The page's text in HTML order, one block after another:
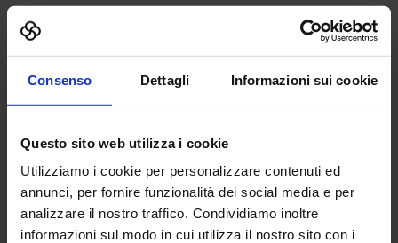
Consenso Dettagli Informazioni sui cookie
Questo sito web utilizza i cookie
Utilizziamo i cookie per personalizzare contenuti ed
annunci, per fornire funzionalità dei social media e per
analizzare il nostro traffico. Condividiamo inoltre
informazioni sul modo in cui utilizza il nostro sito con i
Sfoglia la photogallery